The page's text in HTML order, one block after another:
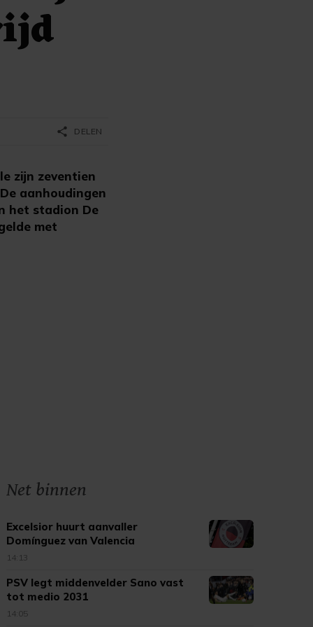
zijn zeventien
aanhoudingen
het stadion De
met
share DELEN
Net binnen
Excelsior huurt aanvaller
Domínguez van Valencia
14:13
PSV legt middenvelder Sano vast
tot medio 2031
14:05